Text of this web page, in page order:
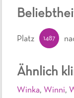
Ähnlich
Winka, Winni,
Platz 1487